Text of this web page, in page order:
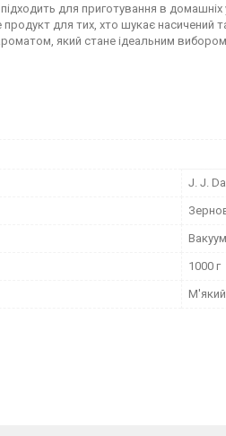
для приготування в
для тих, хто шукає
який стане ідеальним
J. J.
1000 г
М'який